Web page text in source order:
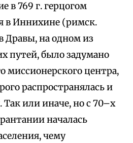
в 769 г. герцогом
в Иннихине (римск.
Дравы, на одном из
путей, было задумано
миссионерского центра,
распространялась и
или иначе, но с 70–х
началась
чему